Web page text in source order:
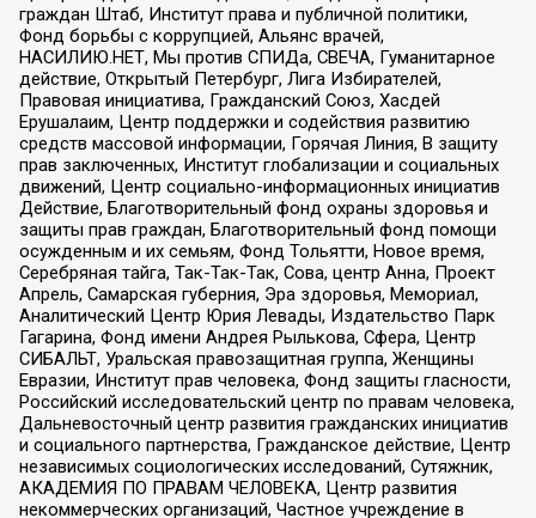
граждан Штаб, Институт права и публичной политики,
Фонд борьбы с коррупцией, Альянс врачей,
НАСИЛИЮ.НЕТ, Мы против СПИДа, СВЕЧА, Гуманитарное
действие, Открытый Петербург, Лига Избирателей,
Правовая инициатива, Гражданский Союз, Хасдей
Ерушалаим, Центр поддержки и содействия развитию
средств массовой информации, Горячая Линия, В защиту
прав заключенных, Институт глобализации и социальных
движений, Центр социально-информационных инициатив
Действие, Благотворительный фонд охраны здоровья и
защиты прав граждан, Благотворительный фонд помощи
осужденным и их семьям, Фонд Тольятти, Новое время,
Серебряная тайга, Так-Так-Так, Сова, центр Анна, Проект
Апрель, Самарская губерния, Эра здоровья, Мемориал,
Аналитический Центр Юрия Левады, Издательство Парк
Гагарина, Фонд имени Андрея Рылькова, Сфера, Центр
СИБАЛЬТ, Уральская правозащитная группа, Женщины
Евразии, Институт прав человека, Фонд защиты гласности,
Российский исследовательский центр по правам человека,
Дальневосточный центр развития гражданских инициатив
и социального партнерства, Гражданское действие, Центр
независимых социологических исследований, Сутяжник,
АКАДЕМИЯ ПО ПРАВАМ ЧЕЛОВЕКА, Центр развития
некоммерческих организаций, Частное учреждение в